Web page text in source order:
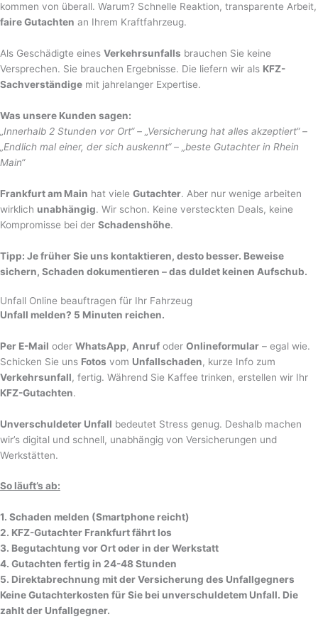
kommen von überall. Warum? Schnelle Reaktion, transparente Arbeit,
faire Gutachten an Ihrem Kraftfahrzeug.
Als Geschädigte eines Verkehrsunfalls brauchen Sie keine
Versprechen. Sie brauchen Ergebnisse. Die liefern wir als KFZ-
Sachverständige mit jahrelanger Expertise.
Was unsere Kunden sagen:
„Innerhalb 2 Stunden vor Ort“ – „Versicherung hat alles akzeptiert“ –
„Endlich mal einer, der sich auskennt“ – „beste Gutachter in Rhein
Main“
Frankfurt am Main hat viele Gutachter. Aber nur wenige arbeiten
wirklich unabhängig. Wir schon. Keine versteckten Deals, keine
Kompromisse bei der Schadenshöhe.
Tipp: Je früher Sie uns kontaktieren, desto besser. Beweise
sichern, Schaden dokumentieren – das duldet keinen Aufschub.
Unfall Online beauftragen für Ihr Fahrzeug
Unfall melden? 5 Minuten reichen.
Per E-Mail oder WhatsApp, Anruf oder Onlineformular – egal wie.
Schicken Sie uns Fotos vom Unfallschaden, kurze Info zum
Verkehrsunfall, fertig. Während Sie Kaffee trinken, erstellen wir Ihr
KFZ-Gutachten.
Unverschuldeter Unfall bedeutet Stress genug. Deshalb machen
wir’s digital und schnell, unabhängig von Versicherungen und
Werkstätten.
So läuft’s ab:
1. Schaden melden (Smartphone reicht)
2. KFZ-Gutachter Frankfurt fährt los
3. Begutachtung vor Ort oder in der Werkstatt
4. Gutachten fertig in 24-48 Stunden
5. Direktabrechnung mit der Versicherung des Unfallgegners
Keine Gutachterkosten für Sie bei unverschuldetem Unfall. Die
zahlt der Unfallgegner.